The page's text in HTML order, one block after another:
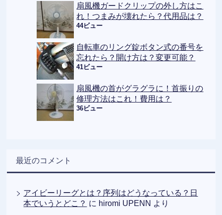
扇風機ガードクリップの外し方はこ
れ！つまみが壊れたら？代用品は？
44ビュー
自転車のリング錠ボタン式の番号を
忘れたら？開け方は？変更可能？
41ビュー
扇風機の首がグラグラに！首振りの
修理方法はこれ！費用は？
36ビュー
最近のコメント
アイビーリーグとは？序列はどうなっている？日
本でいうとどこ？ に hiromi UPENN より